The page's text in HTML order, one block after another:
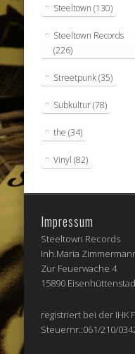
Steeltown (130)
Steeltown Records
(226)
Streetpunk(35)
Subkultur(78)
the (34)
Vinyl (82)
Impressum
Steeltown Records
Inh.Maria
Zur Feuerwache 4
15890
registriert bei der IHK
Steuernr.:061/210/